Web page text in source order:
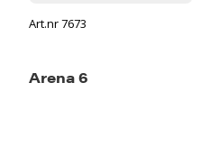
Art.nr 7673
Arena 6